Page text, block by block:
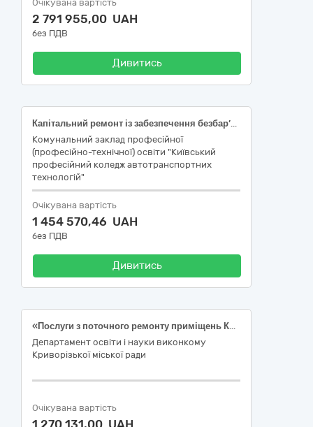
Очікувана вартість
2 791 955,00 UAH
без ПДВ
Дивитись
Капітальний ремонт із забезпечення безбар’єрного простору (облаштування підйомника-пандуса) Київського професійного коледжу автотранспортних технологій за адресою: м. Київ, Столичне шосе, буд. 98-А Голосіївський район
Комунальний заклад професійної
(професійно-технічної) освіти "Київський
професійний коледж автотранспортних
технологій"
Очікувана вартість
1 454 570,46 UAH
без ПДВ
Дивитись
«Послуги з поточного ремонту приміщень Криворізького ліцею №119 Криворізької міської ради, за адресою: мкрн. Сонячний, 48А, м. Кривий Ріг, Дніпропетровська область, 50056» ІІ поверх
Департамент освіти і науки виконкому
Криворізької міської ради
Очікувана вартість
1 270 131,00 UAH